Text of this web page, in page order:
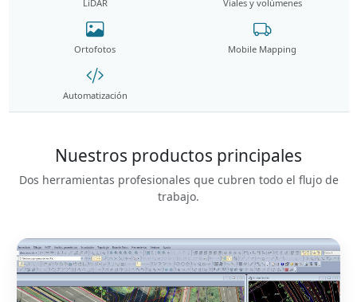
LiDAR Viales y volúmenes
Ortofotos Mobile Mapping
Automatización
Nuestros productos principales
Dos herramientas profesionales que cubren todo el flujo de
trabajo.